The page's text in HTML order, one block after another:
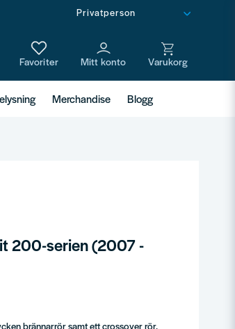
Merchandise Blogg
200-serien (2007 -
brännarrör samt ett crossover rör.